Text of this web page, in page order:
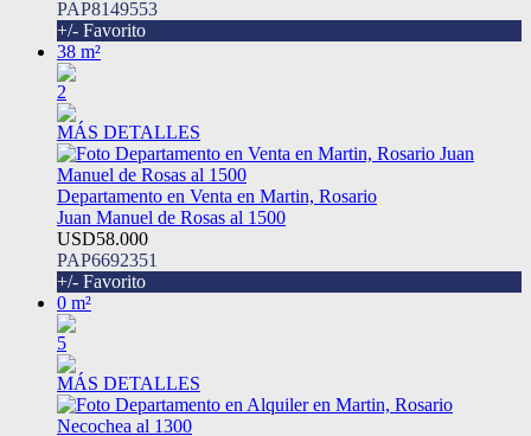
PAP8149553
+/- Favorito
38 m²
2
MÁS DETALLES
Departamento en Venta en Martin, Rosario
Juan Manuel de Rosas al 1500
USD58.000
PAP6692351
+/- Favorito
0 m²
5
MÁS DETALLES